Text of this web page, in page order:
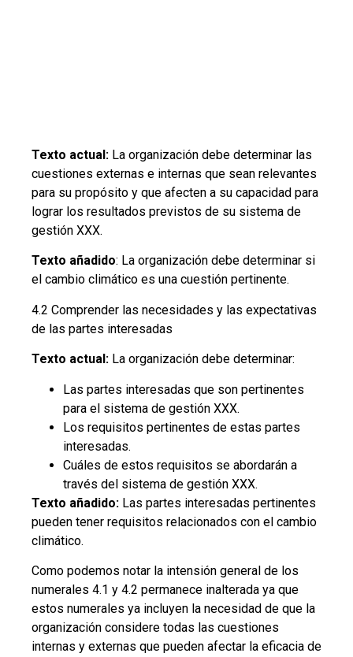
Texto actual: La organización debe determinar las
cuestiones externas e internas que sean relevantes
para su propósito y que afecten a su capacidad para
lograr los resultados previstos de su sistema de
gestión XXX.
Texto añadido: La organización debe determinar si
el cambio climático es una cuestión pertinente.
4.2 Comprender las necesidades y las expectativas
de las partes interesadas
Texto actual: La organización debe determinar:
Las partes interesadas que son pertinentes
para el sistema de gestión XXX.
Los requisitos pertinentes de estas partes
interesadas.
Cuáles de estos requisitos se abordarán a
través del sistema de gestión XXX.
Texto añadido: Las partes interesadas pertinentes
pueden tener requisitos relacionados con el cambio
climático.
Como podemos notar la intensión general de los
numerales 4.1 y 4.2 permanece inalterada ya que
estos numerales ya incluyen la necesidad de que la
organización considere todas las cuestiones
internas y externas que pueden afectar la eficacia de